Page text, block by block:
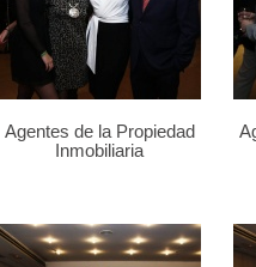
Agentes de la Propiedad
Inmobiliaria